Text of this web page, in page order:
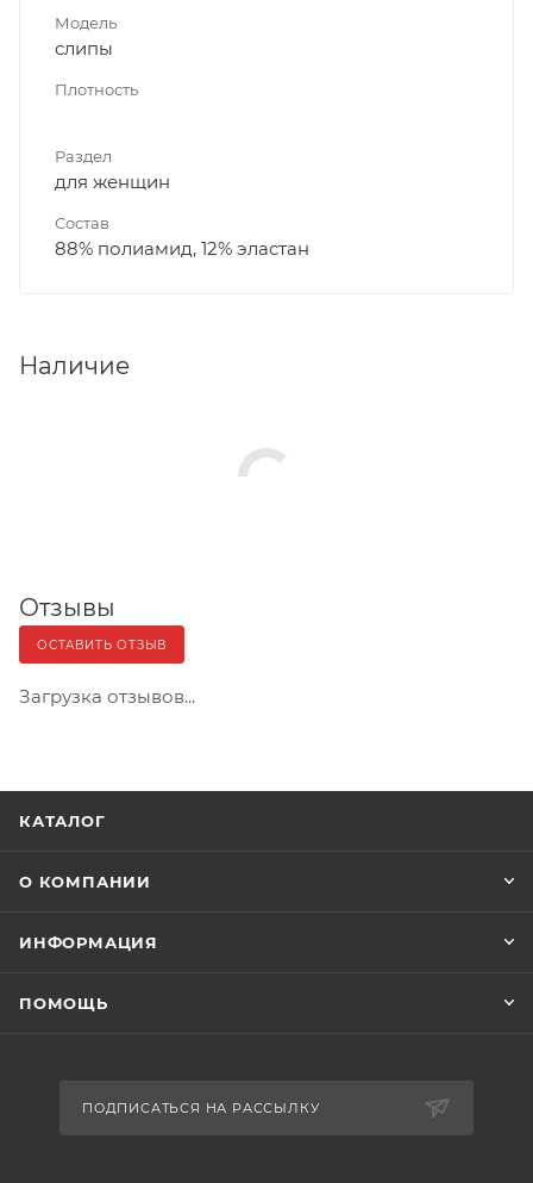
Модель
слипы
Плотность
Раздел
для женщин
Состав
88% полиамид, 12% эластан
Наличие
Отзывы
ОСТАВИТЬ ОТЗЫВ
Загрузка отзывов...
КАТАЛОГ
О КОМПАНИИ
ИНФОРМАЦИЯ
ПОМОЩЬ
ПОДПИСАТЬСЯ НА РАССЫЛКУ